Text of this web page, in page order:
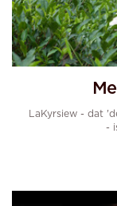
LaKyrsiew - dat
-